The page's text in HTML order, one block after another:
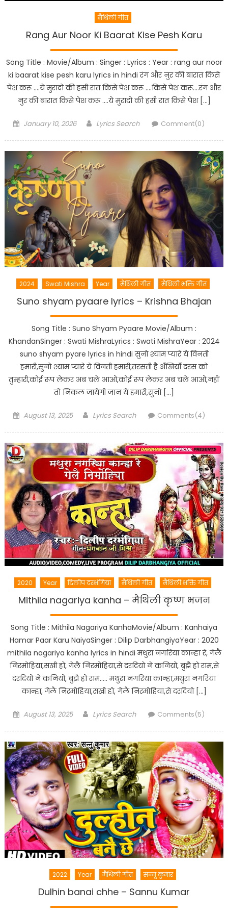
मैथिली गीत
Rang Aur Noor Ki Baarat Kise Pesh Karu
Song Title : Movie/Album : Singer : Lyrics : Year : rang aur noor
ki baarat kise pesh karu lyrics in hindi रंग और नुर की बारात किसे
पेश करू ….ये मुरादो की हसी रात किसे पेश करू ….किसे पेश करू….रंग और
नुर की बारात किसे पेश करू ….ये मुरादो की हसी रात किसे पेश […]
Posted
January 10, 2026 Author
Lyrics Search Comment(0)
2024 Swati Mishra Year मैथिली गीत मैथिली भक्ति गीत
Suno shyam pyaare lyrics – Krishna Bhajan
Song Title : Suno Shyam Pyaare Movie/Album :
KhandanSinger : Swati MishraLyrics : Swati MishraYear : 2024
suno shyam pyare lyrics in hindi सुनो श्याम प्यारे ये विनती
हमारी,सुनो श्याम प्यारे ये विनती हमारी,तरसती है अँखियाँ दरस को
तुम्हारी,कोई रूप लेकर अब चले आओ,कोई रूप लेकर अब चले आओ,नहीं
तो निकल जायेगी जान ये हमारी,सुनो […]
Posted
August 13, 2025 Author
Lyrics Search Comments(4)
2020 Year दिलीप दरभंगिया मैथिली गीत मैथिली भक्ति गीत
Mithila nagariya kanha – मैथिली कृष्ण भजन
Song Title : Mithila Nagariya KanhaMovie/Album : Kanhaiya
Hamar Paar Karu NaiyaSinger : Dilip DarbhangiyaYear : 2020
mithila nagariya kanha lyrics in hindi मथुरा नगरिया कान्हा रे, गेलै
निरमोहिया,सखी हो, गेलै निरमोहिया,से दरदियो ने कनियो, बुझै हो राम,से
दरदियो ने कनियो, बुझै हो राम….. मथुरा नगरिया कान्हा,मथुरा नगरिया
कान्हा, गेलै निरमोहिया,सखी हो, गेलै निरमोहिया,से दरदियो […]
Posted
August 13, 2025 Author
Lyrics Search Comments(5)
2022 Year मैथिली गीत सन्नू कुमार
Dulhin banai chhe – Sannu Kumar